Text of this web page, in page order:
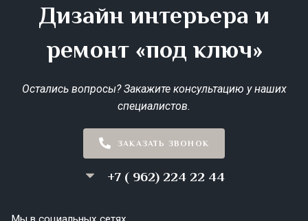
Дизайн интерьера и
ремонт «под ключ»
Остались вопросы? Закажите консультацию у наших
специалистов.
ЗАКАЗАТЬ ЗВОНОК
+7 ( 962) 224 22 44